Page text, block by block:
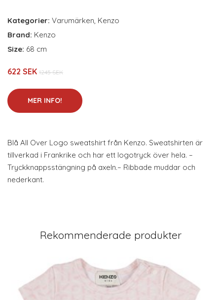
Kategorier: Varumärken, Kenzo
Brand: Kenzo
Size: 68 cm
622 SEK 1245 SEK
MER INFO!
Blå All Over Logo sweatshirt från Kenzo. Sweatshirten är
tillverkad i Frankrike och har ett logotryck över hela. –
Tryckknappsstängning på axeln.– Ribbade muddar och
nederkant.
Rekommenderade produkter